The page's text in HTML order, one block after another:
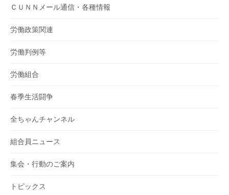
ＣＵＮＮメール通信・各種情報
労働政策関連
労働判例等
労働組合
春季生活闘争
全ちゃんチャンネル
組合員ニュース
集会・行動のご案内
トピックス